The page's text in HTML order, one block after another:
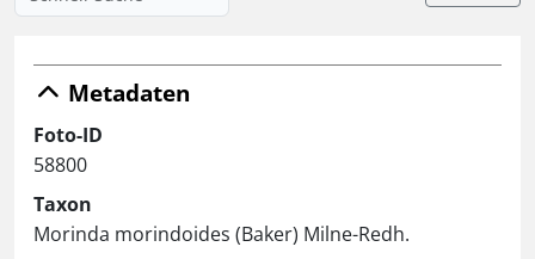
Metadaten
Foto-ID
58800
Taxon
Morinda morindoides (Baker) Milne-Redh.